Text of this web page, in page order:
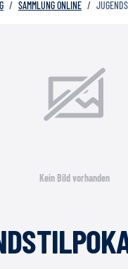
SAMMLUNG ONLINE
Kein Bild vorhanden